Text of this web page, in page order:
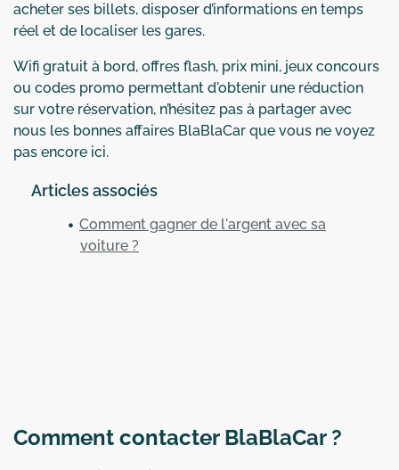
acheter ses billets, disposer d’informations en temps
réel et de localiser les gares.
Wifi gratuit à bord, offres flash, prix mini, jeux concours
ou codes promo permettant d'obtenir une réduction
sur votre réservation, n’hésitez pas à partager avec
nous les bonnes affaires BlaBlaCar que vous ne voyez
pas encore ici.
Articles associés
Comment gagner de l'argent avec sa
voiture ?
Comment contacter BlaBlaCar ?